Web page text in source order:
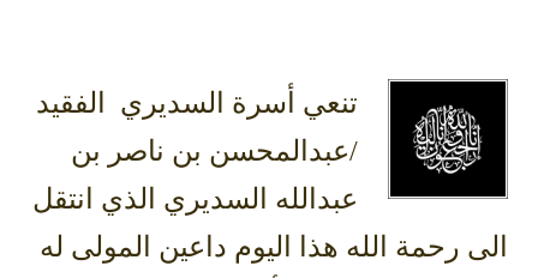
تنعي أسرة السديري الفقيد
/عبدالمحسن بن ناصر بن
عبدالله السديري الذي انتقل
الى رحمة الله هذا اليوم داعين المولى له